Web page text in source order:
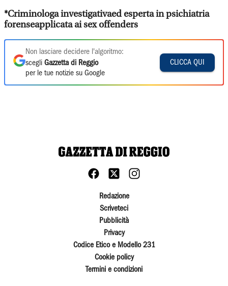
*Criminologa investigativaed esperta in psichiatria
forenseapplicata ai sex offenders
Non lasciare decidere l'algoritmo:
scegli Gazzetta di Reggio
per le tue notizie su Google
CLICCA QUI
Redazione
Scriveteci
Pubblicità
Privacy
Codice Etico e Modello 231
Cookie policy
Termini e condizioni